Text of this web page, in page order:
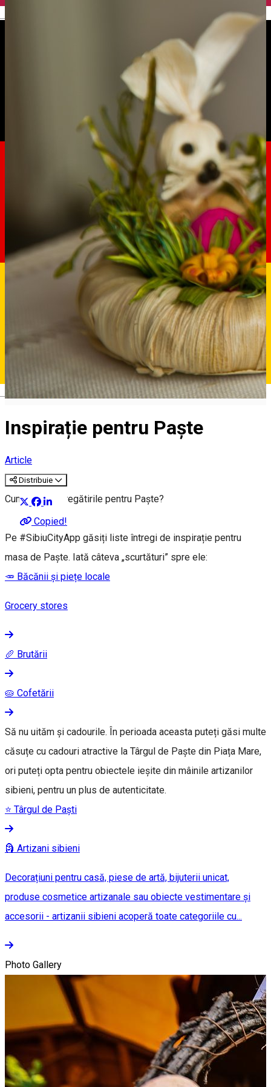
Deutsch
Inspirație pentru Paște
Article
Distribuie
Copied!
Cum stați cu pregătirile pentru Paște?
Pe #SibiuCityApp găsiți liste întregi de inspirație pentru
masa de Paște. Iată câteva „scurtături” spre ele:
🥕 Băcănii și piețe locale
Grocery stores
🥖 Brutării
🥧 Cofetării
Să nu uităm și cadourile. În perioada aceasta puteți găsi multe
căsuțe cu cadouri atractive la Târgul de Paște din Piața Mare,
ori puteți opta pentru obiectele ieșite din mâinile artizanilor
sibieni, pentru un plus de autenticitate.
⭐ Târgul de Paști
🗿 Artizani sibieni
Decorațiuni pentru casă, piese de artă, bijuterii unicat,
produse cosmetice artizanale sau obiecte vestimentare și
accesorii - artizanii sibieni acoperă toate categoriile cu...
Photo Gallery